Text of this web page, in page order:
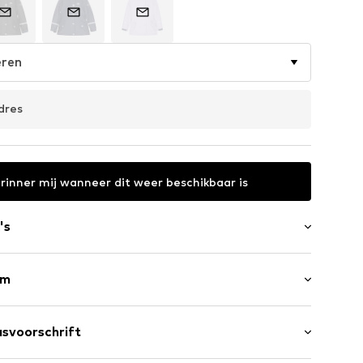
mij wanneer dit weer beschikbaar is
zijkant